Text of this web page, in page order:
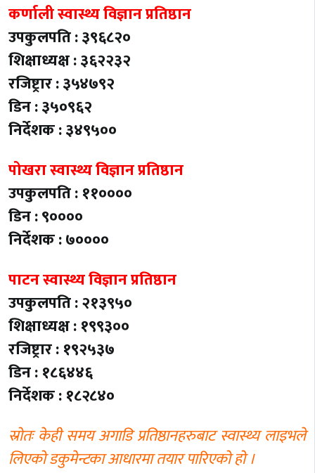
कर्णाली स्वास्थ्य विज्ञान प्रतिष्ठान
उपकुलपति : ३९६८२०
शिक्षाध्यक्ष : ३६२२३२
रजिष्ट्रार : ३५४७९२
डिन : ३५०९६२
निर्देशक : ३४९५००
पोखरा स्वास्थ्य विज्ञान प्रतिष्ठान
उपकुलपति : ११००००
डिन : ९००००
निर्देशक : ७००००
पाटन स्वास्थ्य विज्ञान प्रतिष्ठान
उपकुलपति : २१३९५०
शिक्षाध्यक्ष : १९९३००
रजिष्ट्रार : १९२५३७
डिन : १८६४४६
निर्देशक : १८२८४०
स्रोतः केही समय अगाडि प्रतिष्ठानहरुबाट स्वास्थ्य लाइभले
लिएको डकुमेन्टका आधारमा तयार पारिएको हो ।